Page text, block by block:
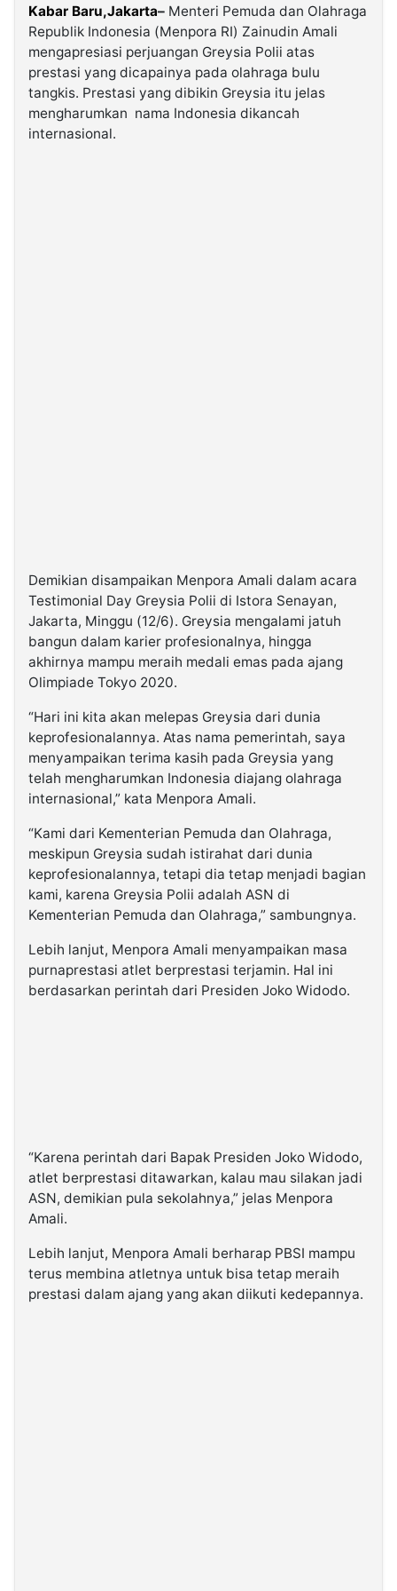
Kabarbaru.co
2026
Kabarbaru
Kabar Baru,Jakarta– Menteri Pemuda dan Olahraga
Republik Indonesia (Menpora RI) Zainudin Amali
mengapresiasi perjuangan Greysia Polii atas
prestasi yang dicapainya pada olahraga bulu
tangkis. Prestasi yang dibikin Greysia itu jelas
mengharumkan nama Indonesia dikancah
internasional.
Demikian disampaikan Menpora Amali dalam acara
Testimonial Day Greysia Polii di Istora Senayan,
Jakarta, Minggu (12/6). Greysia mengalami jatuh
bangun dalam karier profesionalnya, hingga
akhirnya mampu meraih medali emas pada ajang
Olimpiade Tokyo 2020.
“Hari ini kita akan melepas Greysia dari dunia
keprofesionalannya. Atas nama pemerintah, saya
menyampaikan terima kasih pada Greysia yang
telah mengharumkan Indonesia diajang olahraga
internasional,” kata Menpora Amali.
“Kami dari Kementerian Pemuda dan Olahraga,
meskipun Greysia sudah istirahat dari dunia
keprofesionalannya, tetapi dia tetap menjadi bagian
kami, karena Greysia Polii adalah ASN di
Kementerian Pemuda dan Olahraga,” sambungnya.
Lebih lanjut, Menpora Amali menyampaikan masa
purnaprestasi atlet berprestasi terjamin. Hal ini
berdasarkan perintah dari Presiden Joko Widodo.
“Karena perintah dari Bapak Presiden Joko Widodo,
atlet berprestasi ditawarkan, kalau mau silakan jadi
ASN, demikian pula sekolahnya,” jelas Menpora
Amali.
Lebih lanjut, Menpora Amali berharap PBSI mampu
terus membina atletnya untuk bisa tetap meraih
prestasi dalam ajang yang akan diikuti kedepannya.